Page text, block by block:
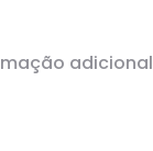
adicional